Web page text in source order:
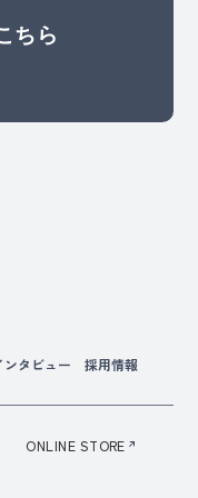
った秘密保持に
要がある各種報
結果報告書の
利用目的を変更
当社は、速や
ちら
ンタビュー 採用情報
ONLINE STORE